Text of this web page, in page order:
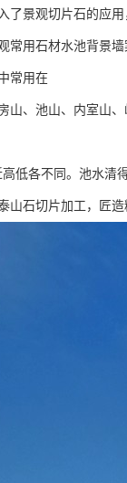
了景观切片石的应
常用石材水池背景
常用在
山、池山、内室山
低各不同。池水清
山石切片加工，匠